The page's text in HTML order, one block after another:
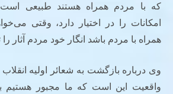
که با مردم همراه هستند طبیعی
امکانات را در اختیار دارد، وقتی
همراه با مردم باشد انگار خود مردم آثار را
وی درباره بازگشت به شعائر اولیه
واقعیت این است که ما مجبور هستیم